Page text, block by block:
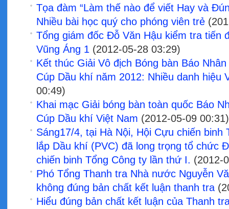
Tọa đàm “Làm thế nào để viết Hay và
Nhiều bài học quý cho phóng viên trẻ
Tổng giám đốc Đỗ Văn Hậu kiểm tra tiến
Vũng Áng 1 (2012-05-28 03:29)
Kết thúc Giải Vô địch Bóng bàn Báo
Cúp Dầu khí năm 2012: Nhiều danh hiệu
00:49)
Khai mạc Giải bóng bàn toàn quốc Báo
Cúp Dầu khí Việt Nam (2012-05-09 00:31)
Sáng17/4, tại Hà Nội, Hội Cựu chiến binh
lắp Dầu khí (PVC) đã long trọng tổ chức
chiến binh Tổng Công ty lần thứ I. (2012-
Phó Tổng Thanh tra Nhà nước Nguyễn
không đúng bản chất kết luận thanh tra
Hiểu đúng bản chất kết luận của Thanh